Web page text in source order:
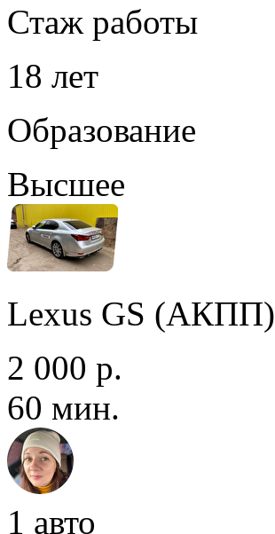
Стаж работы
18 лет
Образование
Высшее
Lexus GS (АКПП)
2 000 р.
60 мин.
1 авто